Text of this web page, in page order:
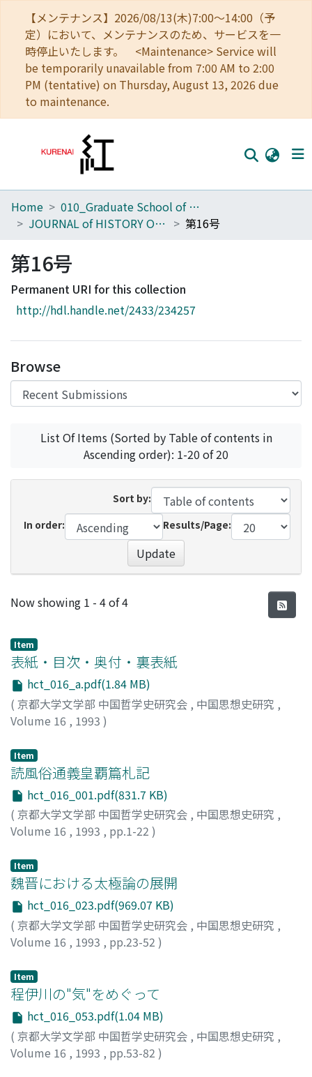
【メンテナンス】2026/08/13(木)7:00～14:00（予
定）において、メンテナンスのため、サービスを一
時停止いたします。 <Maintenance> Service will
be temporarily unavailable from 7:00 AM to 2:00
PM (tentative) on Thursday, August 13, 2026 due
to maintenance.
Home
Browse
Download Ranking
Access Statistics
Home
010_Graduate School of Letters
JOURNAL of HISTORY OF CHINESE THOUGHT
第16号
第16号
Permanent URI for this collection
http://hdl.handle.net/2433/234257
Browse
List Of Items (Sorted by Table of contents in
Ascending order): 1-20 of 20
Sort by:
In order:
Results/Page:
Update
Recent Submissions
Now showing 1 - 4 of 4
Item
表紙・目次・奥付・裏表紙
hct_016_a.pdf(1.84 MB)
( 京都大学文学部 中国哲学史研究会 , 中国思想史研究 ,
Volume 16 , 1993 )
Item
読風俗通義皇覇篇札記
hct_016_001.pdf(831.7 KB)
( 京都大学文学部 中国哲学史研究会 , 中国思想史研究 ,
Volume 16 , 1993 , pp.1-22 )
Item
魏晋における太極論の展開
hct_016_023.pdf(969.07 KB)
( 京都大学文学部 中国哲学史研究会 , 中国思想史研究 ,
Volume 16 , 1993 , pp.23-52 )
Item
程伊川の"気"をめぐって
hct_016_053.pdf(1.04 MB)
( 京都大学文学部 中国哲学史研究会 , 中国思想史研究 ,
Volume 16 , 1993 , pp.53-82 )